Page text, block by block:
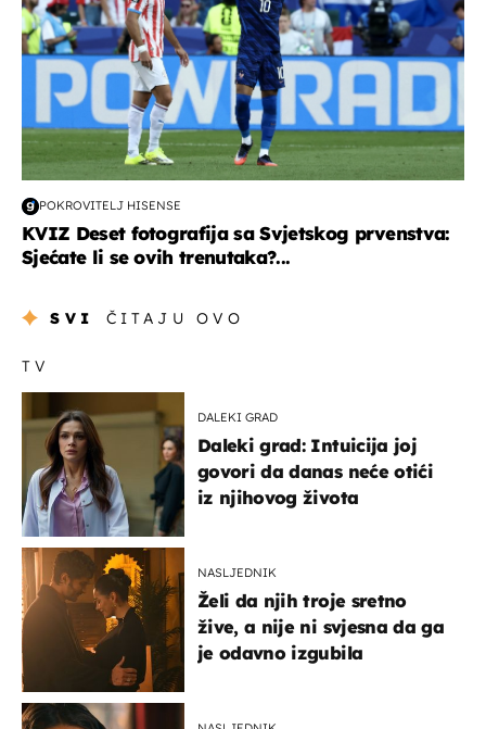
POKROVITELJ HISENSE
KVIZ Deset fotografija sa Svjetskog prvenstva:
Sjećate li se ovih trenutaka?...
SVI ČITAJU OVO
TV
DALEKI GRAD
Daleki grad: Intuicija joj
govori da danas neće otići
iz njihovog života
NASLJEDNIK
Želi da njih troje sretno
žive, a nije ni svjesna da ga
je odavno izgubila